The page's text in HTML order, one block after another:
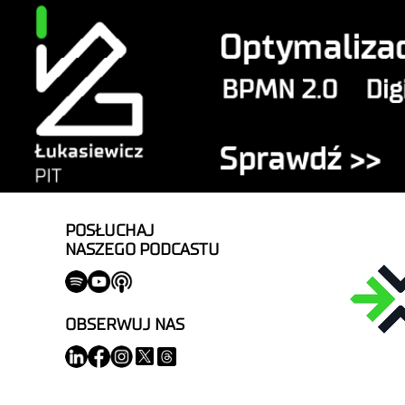
POSŁUCHAJ
NASZEGO PODCASTU
OBSERWUJ NAS